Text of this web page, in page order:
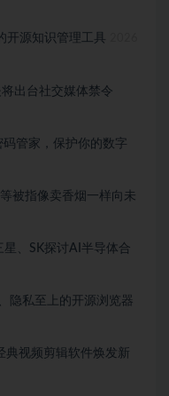
开源知识管理工具
出台社交媒体禁令
管家，保护你的数字
被指像卖香烟一样向未
、SK探讨AI半导体合
隐私至上的开源浏览器
典视频剪辑软件焕发新